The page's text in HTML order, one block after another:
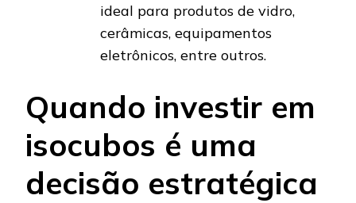
ideal para produtos de vidro,
cerâmicas, equipamentos
eletrônicos, entre outros.
Quando investir em
isocubos é uma
decisão estratégica